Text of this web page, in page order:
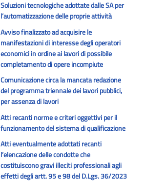
Soluzioni tecnologiche adottate dalle SA per
l’automatizzazione delle proprie attività
Avviso finalizzato ad acquisire le
manifestazioni di interesse degli operatori
economici in ordine ai lavori di possibile
completamento di opere incompiute
Comunicazione circa la mancata redazione
del programma triennale dei lavori pubblici,
per assenza di lavori
Atti recanti norme e criteri oggettivi per il
funzionamento del sistema di qualificazione
Atti eventualmente adottati recanti
l’elencazione delle condotte che
costituiscono gravi illeciti professionali agli
effetti degli artt. 95 e 98 del D.Lgs. 36/2023